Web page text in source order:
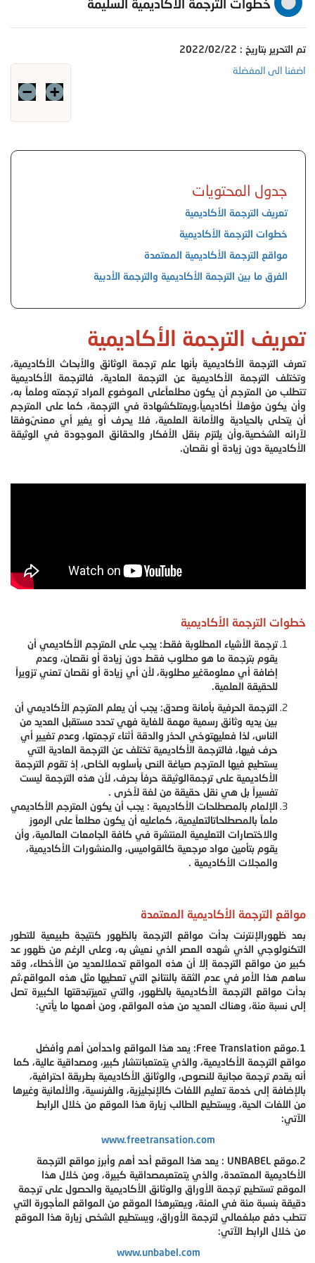
خطوات الترجمة الأكاديمية السليمة
تم التحرير بتاريخ : 2022/02/22
اضفنا الى المفضلة
جدول المحتويات
تعريف الترجمة الأكاديمية
خطوات الترجمة الأكاديمية
مواقع الترجمة الأكاديمية المعتمدة
الفرق ما بين الترجمة الأكاديمية والترجمة الأدبية
تعريف الترجمة الأكاديمية
تعرف الترجمة الأكاديمية بأنها علم ترجمة الوثائق والأبحاث الأكاديمية،
وتختلف الترجمة الأكاديمية عن الترجمة العادية، فالترجمة الأكاديمية
تتطلب من المترجم أن يكون مطلعاًعلى الموضوع المراد ترجمته وملماً به،
وأن يكون مؤهلاً أكاديمياً،ويمتلكشهادة في الترجمة، كما على المترجم
أن يتحلى بالحيادية والأمانة العلمية، فلا يحرف أو يغير أي معنىًوفقا
لآرائه الشخصية،وأن يلتزم بنقل الأفكار والحقائق الموجودة في الوثيقة
الأكاديمية دون زيادة أو نقصان.
خطوات الترجمة الأكاديمية
ترجمة الأشياء المطلوبة فقط: يجب على المترجم الأكاديمي أن
يقوم بترجمة ما هو مطلوب فقط دون زيادة أو نقصان، وعدم
إضافة أي معلومةغير مطلوبة، لأن أي زيادة أو نقصان تعني تزويراً
للحقيقة العلمية.
الترجمة الحرفية بأمانة وصدق: يجب أن يعلم المترجم الأكاديمي أن
بين يديه وثائق رسمية مهمة للغاية فهي تحدد مستقبل العديد من
الناس، لذا فعليهتوخي الحذر والدقة أثناء ترجمتها، وعدم تغيير أي
حرف فيها، فالترجمة الأكاديمية تختلف عن الترجمة العادية التي
يستطيع فيها المترجم صياغة النص بأسلوبه الخاص، إذ تقوم الترجمة
الأكاديمية على ترجمةالوثيقة حرفاً بحرف، لأن هذه الترجمة ليست
تفسيراً بل هي نقل حقيقة من لغة لأخرى .
الإلمام بالمصطلحات الأكاديمية : يجب أن يكون المترجم الأكاديمي
ملماً بالمصطلحاتالتعليمية، كماعليه أن يكون مطلعاً على الرموز
والاختصارات التعليمية المنتشرة في كافة الجامعات العالمية، وأن
يقوم بتأمين مواد مرجعية كالقواميس، والمنشورات الأكاديمية،
والمجلات الأكاديمية .
مواقع الترجمة الأكاديمية المعتمدة
بعد ظهورالإنترنت بدأت مواقع الترجمة بالظهور كنتيجة طبيعية للتطور
التكنولوجي الذي شهده العصر الذي نعيش به، وعلى الرغم من ظهور عد
كبير من مواقع الترجمة إلا أن هذه المواقع تحملالعديد من الأخطاء، وقد
ساهم هذا الأمر في عدم الثقة بالنتائج التي تعطيها مثل هذه المواقع،ثم
بدأت مواقع الترجمة الأكاديمية بالظهور، والتي تميزتبدقتها الكبيرة تصل
إلى نسبة مئة، وهناك العديد من هذه المواقع، ومن أهمها ما يأتي:
1.موقع Free Translation: يعد هذا المواقع واحداًمن أهم وأفضل
مواقع الترجمة الأكاديمية، والذي يتمتعبانتشار كبير، ومصداقية عالية، كما
أنه يقدم ترجمة مجانية للنصوص، والوثائق الأكاديمية بطريقة احترافية،
بالإضافة إلى خدمة تعليم اللغات كالإنجليزية، والفرنسية، والألمانية وغيرها
من اللغات الحية، ويستطيع الطالب زيارة هذا الموقع من خلال الرابط
الآتي:
www.freetransation.com
2.موقع
UNBABEL : يعد هذا الموقع أحد أهم وأبرز مواقع الترجمة
الأكاديمية المعتمدة، والذي يتمتعبمصداقية كبيرة، ومن خلال هذا
الموقع تستطيع ترجمة الأوراق والوثائق الأكاديمية والحصول على ترجمة
دقيقة بنسبة مئة في المئة، ويعتبرهذا الموقع من المواقع المأجورة التي
تتطب دفع مبلغمالي لترجمة الأوراق، ويستطيع الشخص زيارة هذا الموقع
من خلال الرابط الآتي:
www.unbabel.com